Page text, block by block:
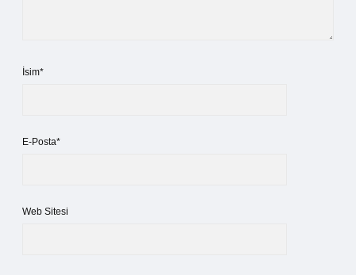
İsim*
E-Posta*
Web Sitesi